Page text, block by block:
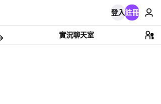
登入註冊
實況聊天室